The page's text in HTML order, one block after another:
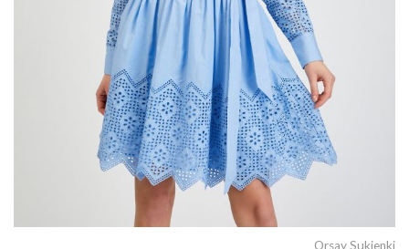
Orsay Sukienki